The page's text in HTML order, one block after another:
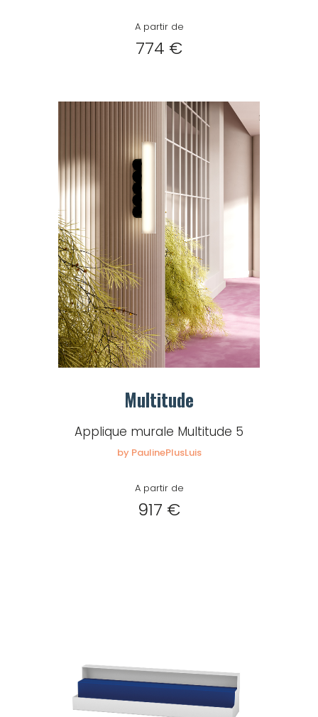
A partir de
774 €
Multitude
Applique murale Multitude 5
by PaulinePlusLuis
A partir de
917 €